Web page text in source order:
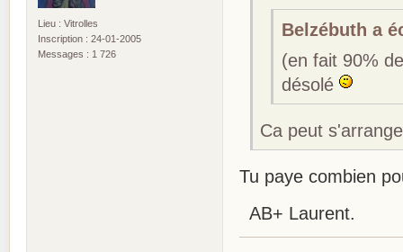
Lieu : Vitrolles
Inscription : 24-01-2005
Messages : 1 726
Belzébuth a
(en fait 90%
désolé
Ca peut
Tu paye combien
AB+ Laurent.